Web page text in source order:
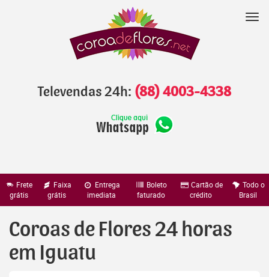
Televendas 24h: (88) 4003-4338
Frete
grátis
Faixa
grátis
Entrega
imediata
Boleto
faturado
Cartão de
crédito
Todo o
Brasil
Coroas de Flores 24 horas
em Iguatu